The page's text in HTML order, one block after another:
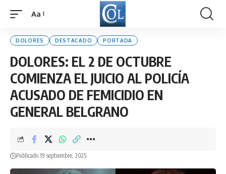
Font
Aa
DOLORES DESTACADO PORTADA
DOLORES: EL 2 DE OCTUBRE
COMIENZA EL JUICIO AL POLICÍA
ACUSADO DE FEMICIDIO EN
GENERAL BELGRANO
Publicado 19 septiembre, 2025